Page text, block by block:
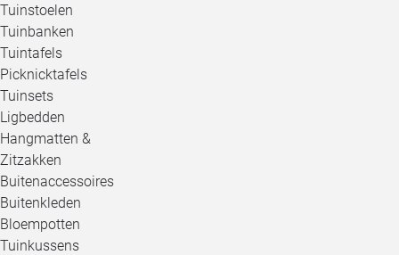
Tuinstoelen
Tuinbanken
Tuintafels
Picknicktafels
Tuinsets
Ligbedden
Hangmatten &
Zitzakken
Buitenaccessoires
Buitenkleden
Bloempotten
Tuinkussens